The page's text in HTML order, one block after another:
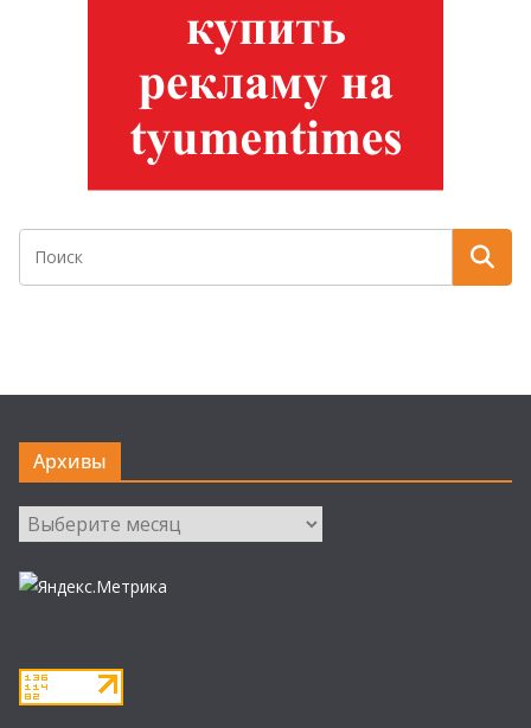
Архивы
Архивы